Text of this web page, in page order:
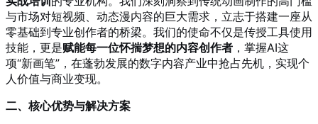
与市场对短视频、动态漫内容的巨大需求，立志于搭建一座从
零基础到专业创作者的桥梁。我们的使命不仅是传授工具使用
技能，更是赋能每一位怀揣梦想的内容创作者 ，掌握AI这
项“新画笔”，在蓬勃发展的数字内容产业中抢占先机，实现个
人价值与商业变现。
二、核心优势与解决方案